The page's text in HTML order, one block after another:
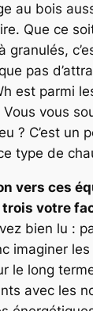
au bois
Que ce
granulés,
pas
est parmi
vous
? C’est un
type de
vers ces
votre
bien lu :
imaginer
le long
avec les